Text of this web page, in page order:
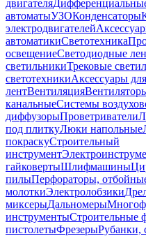
двигателя
автоматыУЗОКонденсаторы
электродвигателей
автоматикиСветотехника
освещениеСветодиодные
светильникиТрековые
светотехникиАксессуары
лентВентиляция
канальныеСистемы
диффузорыПроветриватели
под плиткуЛюки напольные
покраскуСтроительный
инструмент
гайковертыШлифмашины
пилыПерфораторы,
молоткиЭлектролобзики
миксерыДальномеры
инструментыСтроительные
пистолетыФрезерыРубанки,